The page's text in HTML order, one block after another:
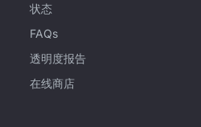
状态
FAQs
透明度报告
在线商店